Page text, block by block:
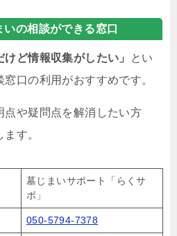
の相談ができる窓口
けど情報収集がしたい」
とい
口の利用がおすすめです。
点や疑問点を解消したい方
す。
墓じまいサポート「らくサ
ポ」
050-5794-7378